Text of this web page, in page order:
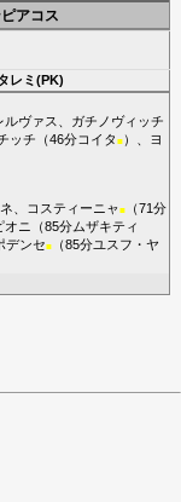
アコス
レミ(PK)
ルヴァス
ガチノヴィッチ
ッチ （46分コイタ ■）、 ヨ
コスティーニャ ■（71分
オニ （85分ムザキティ
デンセ■（85分ユスフ・ヤ